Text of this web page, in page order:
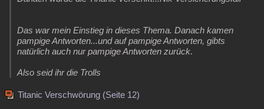
Das war mein Einstieg in dieses Thema. Danach kamen
pampige Antworten...und auf pampige Antworten, gibts
natürlich auch nur pampige Antworten zurück.
Also seid ihr die Trolls
Titanic Verschwörung (Seite 12)